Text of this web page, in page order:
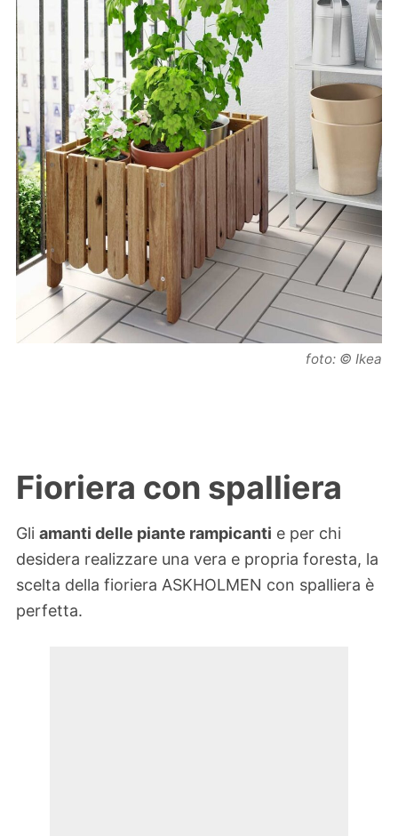
foto: © Ikea
Fioriera con spalliera
Gli amanti delle piante rampicanti e per chi
desidera realizzare una vera e propria foresta, la
scelta della fioriera ASKHOLMEN con spalliera è
perfetta.